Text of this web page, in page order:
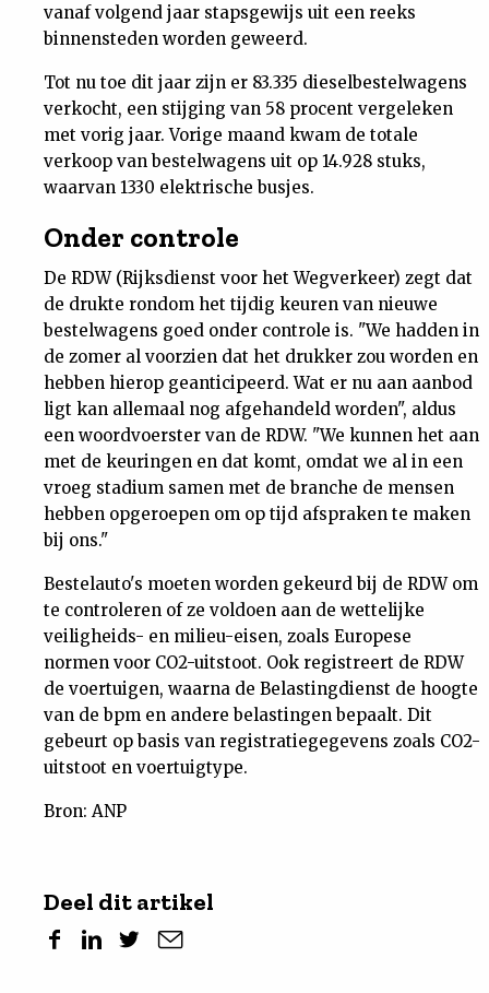
vanaf volgend jaar stapsgewijs uit een reeks
binnensteden worden geweerd.
Tot nu toe dit jaar zijn er 83.335 dieselbestelwagens
verkocht, een stijging van 58 procent vergeleken
met vorig jaar. Vorige maand kwam de totale
verkoop van bestelwagens uit op 14.928 stuks,
waarvan 1330 elektrische busjes.
Onder controle
De RDW (Rijksdienst voor het Wegverkeer) zegt dat
de drukte rondom het tijdig keuren van nieuwe
bestelwagens goed onder controle is. "We hadden in
de zomer al voorzien dat het drukker zou worden en
hebben hierop geanticipeerd. Wat er nu aan aanbod
ligt kan allemaal nog afgehandeld worden", aldus
een woordvoerster van de RDW. "We kunnen het aan
met de keuringen en dat komt, omdat we al in een
vroeg stadium samen met de branche de mensen
hebben opgeroepen om op tijd afspraken te maken
bij ons."
Bestelauto's moeten worden gekeurd bij de RDW om
te controleren of ze voldoen aan de wettelijke
veiligheids- en milieu-eisen, zoals Europese
normen voor CO2-uitstoot. Ook registreert de RDW
de voertuigen, waarna de Belastingdienst de hoogte
van de bpm en andere belastingen bepaalt. Dit
gebeurt op basis van registratiegegevens zoals CO2-
uitstoot en voertuigtype.
Bron: ANP
Deel dit artikel